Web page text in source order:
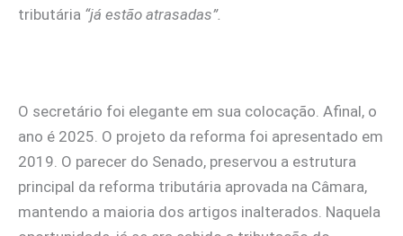
tributária “já estão atrasadas”.
O secretário foi elegante em sua colocação. Afinal, o
ano é 2025. O projeto da reforma foi apresentado em
2019. O parecer do Senado, preservou a estrutura
principal da reforma tributária aprovada na Câmara,
mantendo a maioria dos artigos inalterados. Naquela